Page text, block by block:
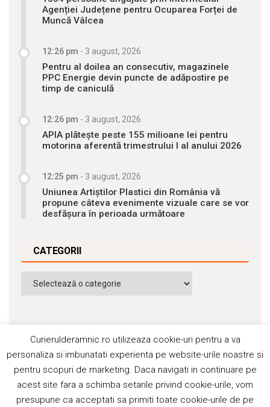
Agenției Județene pentru Ocuparea Forței de
Muncă Vâlcea
12:26 pm - 3 august, 2026
Pentru al doilea an consecutiv, magazinele
PPC Energie devin puncte de adăpostire pe
timp de caniculă
12:26 pm - 3 august, 2026
APIA plătește peste 155 milioane lei pentru
motorina aferentă trimestrului I al anului 2026
12:25 pm - 3 august, 2026
Uniunea Artiștilor Plastici din România vă
propune câteva evenimente vizuale care se vor
desfășura în perioada următoare
CATEGORII
Categorii
Curierulderamnic.ro utilizeaza cookie-uri pentru a va
personaliza si imbunatati experienta pe website-urile noastre si
pentru scopuri de marketing. Daca navigati in continuare pe
acest site fara a schimba setarile privind cookie-urile, vom
presupune ca acceptati sa primiti toate cookie-urile de pe